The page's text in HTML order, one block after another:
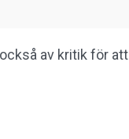
av kritik för att